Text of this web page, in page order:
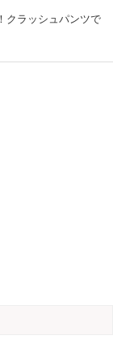
クラッシュパンツで